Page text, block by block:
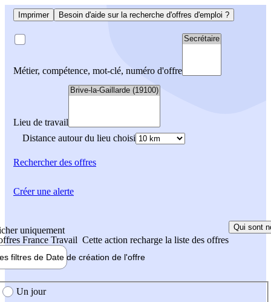
Imprimer Besoin d'aide sur la recherche d'offres d'emploi ?
Métier, compétence, mot-clé, numéro d'offre
Lieu de travail
Distance autour du lieu choisi
Rechercherdes offres
uniquement
France Travail Cette action recharge la liste des offres
Qui sont
filtres de Date de création de l'offre
création de l'offre
Un jour
Créer une alerte